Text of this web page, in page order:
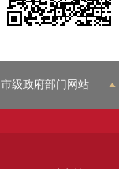
市级政府部门网站